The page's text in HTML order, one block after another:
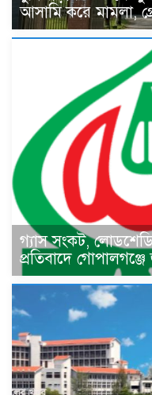
আসামি করে মামলা,
গ্যাস সংকট,
প্রতিবাদে